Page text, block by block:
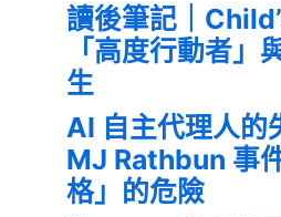
讀後筆記｜
「高度行動者」
生
AI 自主代理人的
MJ Rathbun 事
格」的危險